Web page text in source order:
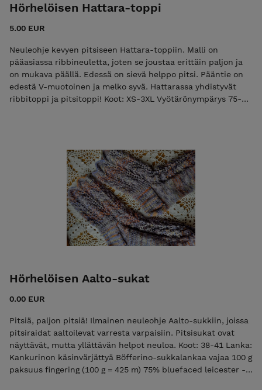
Hörhelöisen Hattara-toppi
5.00 EUR
Neuleohje kevyen pitsiseen Hattara-toppiin. Malli on
pääasiassa ribbineuletta, joten se joustaa erittäin paljon ja
on mukava päällä. Edessä on sievä helppo pitsi. Pääntie on
edestä V-muotoinen ja melko syvä. Hattarassa yhdistyvät
ribbitoppi ja pitsitoppi! Koot: XS-3XL Vyötärönympärys 75-
(100 g = 366 m) ja materiaali 70 % superwash merino, 30 %
silkki. Mallitopin väri Pastellimielipide. Vaikeustaso:
keskitaso Ribbipinta ja pitsi ovat helpot neuloa, mutta
yläosan muotoiluihin tarvitaan vähän kokemusta. Jos olet
aiemmin neulonut sukan, osaat tämänkin!
Hörhelöisen Aalto-sukat
0.00 EUR
Pitsiä, paljon pitsiä! Ilmainen neuleohje Aalto-sukkiin, joissa
pitsiraidat aaltoilevat varresta varpaisiin. Pitsisukat ovat
näyttävät, mutta yllättävän helpot neuloa. Koot: 38-41 Lanka:
Kankurinon käsinvärjättyä Böfferino-sukkalankaa vajaa 100 g
paksuus fingering (100 g = 425 m) 75% bluefaced leicester -